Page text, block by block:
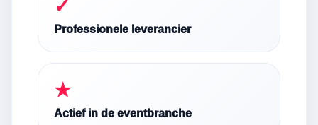
✓
Professionele leverancier
★
Actief in de eventbranche